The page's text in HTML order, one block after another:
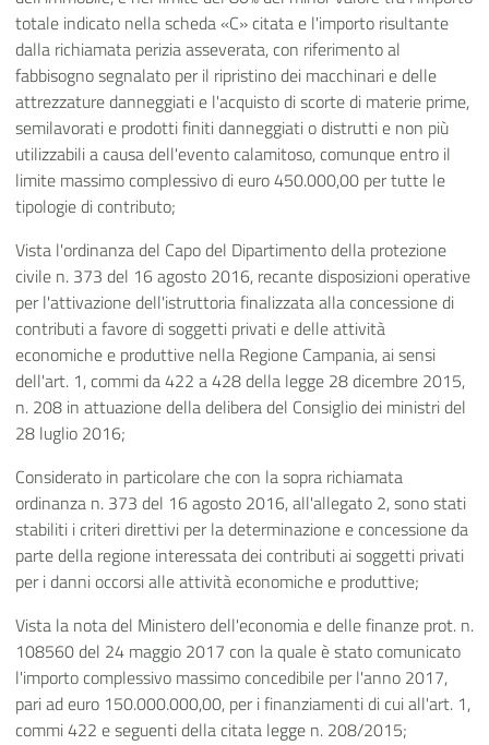
totale indicato nella scheda «C» citata e l'importo risultante
dalla richiamata perizia asseverata, con riferimento al
fabbisogno segnalato per il ripristino dei macchinari e delle
attrezzature danneggiati e l'acquisto di scorte di materie prime,
semilavorati e prodotti finiti danneggiati o distrutti e non più
utilizzabili a causa dell'evento calamitoso, comunque entro il
limite massimo complessivo di euro 450.000,00 per tutte le
tipologie di contributo;
Vista l'ordinanza del Capo del Dipartimento della protezione
civile n. 373 del 16 agosto 2016, recante disposizioni operative
per l'attivazione dell'istruttoria finalizzata alla concessione di
contributi a favore di soggetti privati e delle attività
economiche e produttive nella Regione Campania, ai sensi
dell'art. 1, commi da 422 a 428 della legge 28 dicembre 2015,
n. 208 in attuazione della delibera del Consiglio dei ministri del
28 luglio 2016;
Considerato in particolare che con la sopra richiamata
ordinanza n. 373 del 16 agosto 2016, all'allegato 2, sono stati
stabiliti i criteri direttivi per la determinazione e concessione da
parte della regione interessata dei contributi ai soggetti privati
per i danni occorsi alle attività economiche e produttive;
Vista la nota del Ministero dell'economia e delle finanze prot. n.
108560 del 24 maggio 2017 con la quale è stato comunicato
l'importo complessivo massimo concedibile per l'anno 2017,
pari ad euro 150.000.000,00, per i finanziamenti di cui all'art. 1,
commi 422 e seguenti della citata legge n. 208/2015;